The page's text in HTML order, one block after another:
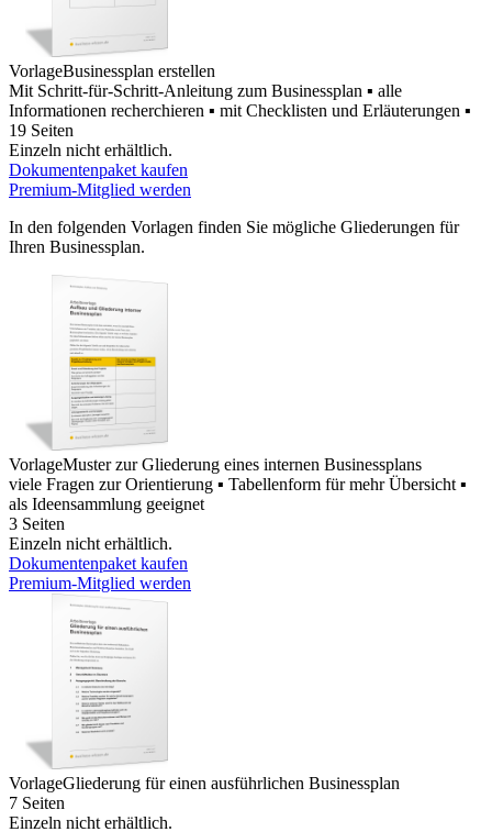
VorlageBusinessplan erstellen
Mit Schritt-für-Schritt-Anleitung zum Businessplan ▪ alle
Informationen recherchieren ▪ mit Checklisten und Erläuterungen ▪
19 Seiten
Einzeln nicht erhältlich.
Dokumentenpaket kaufen
Premium-Mitglied werden
In den folgenden Vorlagen finden Sie mögliche Gliederungen für
Ihren Businessplan.
VorlageMuster zur Gliederung eines internen Businessplans
viele Fragen zur Orientierung ▪ Tabellenform für mehr Übersicht ▪
als Ideensammlung geeignet
3 Seiten
Einzeln nicht erhältlich.
Dokumentenpaket kaufen
Premium-Mitglied werden
VorlageGliederung für einen ausführlichen Businessplan
7 Seiten
Einzeln nicht erhältlich.